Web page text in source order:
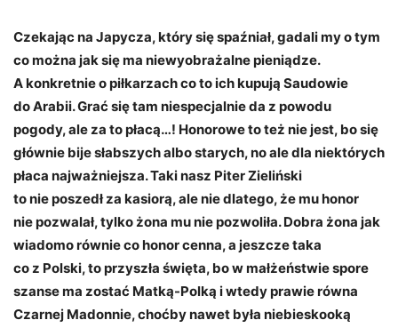
Czekając na Japycza, który się spaźniał, gadali my o tym
co można jak się ma niewyobrażalne pieniądze.
A konkretnie o piłkarzach co to ich kupują Saudowie
do Arabii. Grać się tam niespecjalnie da z powodu
pogody, ale za to płacą…! Honorowe to też nie jest, bo się
głównie bije słabszych albo starych, no ale dla niektórych
płaca najważniejsza. Taki nasz Piter Zieliński
to nie poszedł za kasiorą, ale nie dlatego, że mu honor
nie pozwalał, tylko żona mu nie pozwoliła. Dobra żona jak
wiadomo równie co honor cenna, a jeszcze taka
co z Polski, to przyszła święta, bo w małżeństwie spore
szanse ma zostać Matką-Polką i wtedy prawie równa
Czarnej Madonnie, choćby nawet była niebieskooką